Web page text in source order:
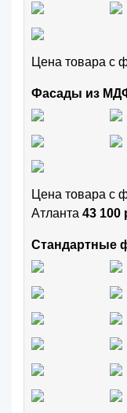
Цена товара
Фасады из
Цена товара с
Атланта 43 100
Стандартные